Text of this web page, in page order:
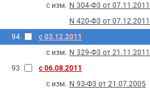
с изм. N 304-Ф3 от 07.11.2011
N 420-Ф3 от 07.12.2011
94
с 03.12.2011
с изм. N 329-Ф3 от 21.11.2011
93
с 06.08.2011
с изм. N 93-Ф3 от 21.07.2005